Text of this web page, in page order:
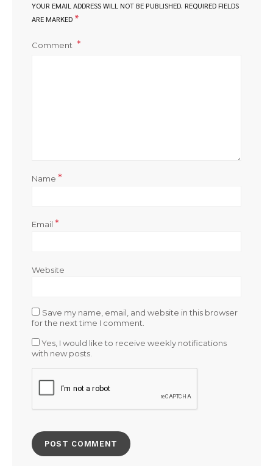
YOUR EMAIL ADDRESS WILL NOT BE PUBLISHED. REQUIRED FIELDS
ARE MARKED *
Comment
Name *
Email *
Website
Save my name, email, and website in this browser
for the next time I comment.
Yes, I would like to receive weekly notifications
with new posts.